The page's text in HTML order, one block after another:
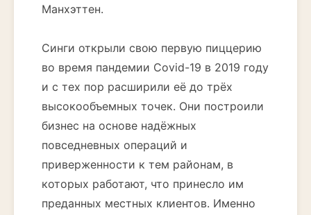
Манхэттен.
Синги открыли свою первую пиццерию
во время пандемии Covid-19 в 2019 году
и с тех пор расширили её до трёх
высокообъемных точек. Они построили
бизнес на основе надёжных
повседневных операций и
приверженности к тем районам, в
которых работают, что принесло им
преданных местных клиентов. Именно